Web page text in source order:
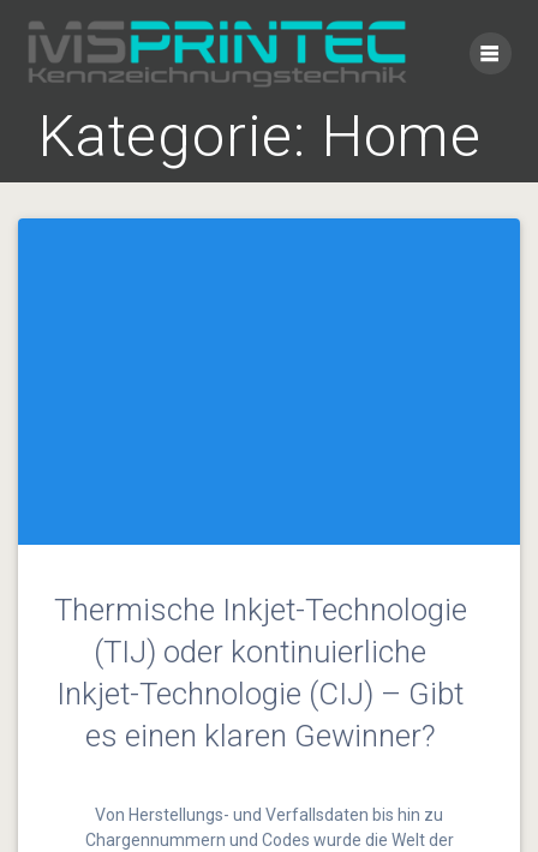
Inhalt
springen
Kategorie: Home
Thermische Inkjet-Technologie
(TIJ) oder kontinuierliche
Inkjet-Technologie (CIJ) – Gibt
es einen klaren Gewinner?
Von Herstellungs- und Verfallsdaten bis hin zu
Chargennummern und Codes wurde die Welt der